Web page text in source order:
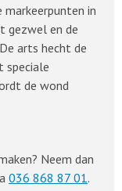
in
gezwel en de
arts hecht de
speciale
de wond
Neem dan
036 868 87 01.